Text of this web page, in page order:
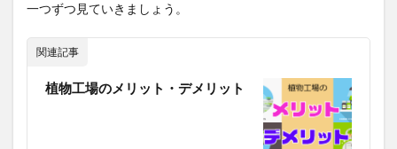
一つずつ見ていきましょう。
関連記事
植物工場のメリット・デメリット